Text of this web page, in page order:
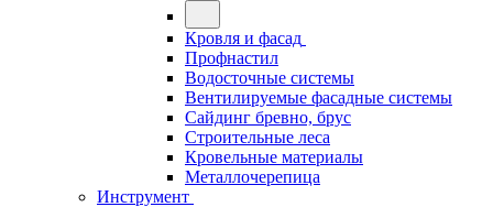
Кровля и фасад
Профнастил
Водосточные системы
Вентилируемые фасадные системы
Сайдинг бревно, брус
Строительные леса
Кровельные материалы
Металлочерепица
Инструмент